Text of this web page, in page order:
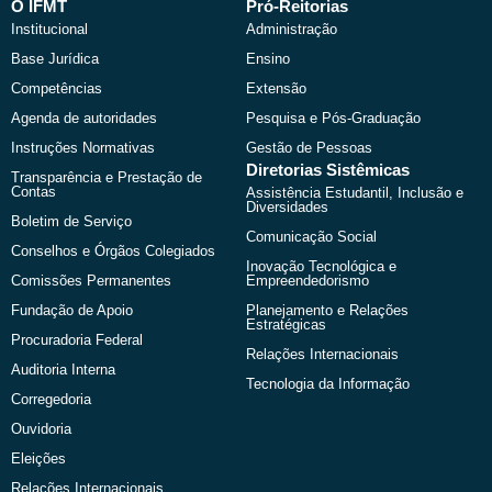
o
k
O IFMT
Institucional
Base Jurídica
Competências
Agenda de autoridades
Instruções Normativas
Transparência e Prestação de
Contas
Boletim de Serviço
Conselhos e Órgãos Colegiados
Comissões Permanentes
Fundação de Apoio
Procuradoria Federal
Auditoria Interna
Corregedoria
Ouvidoria
Eleições
Relações Internacionais
Pró-Reitorias
Administração
Ensino
Extensão
Pesquisa e Pós-Graduação
Gestão de Pessoas
Diretorias Sistêmicas
Assistência Estudantil, Inclusão e
Diversidades
Comunicação Social
Inovação Tecnológica e
Empreendedorismo
Planejamento e Relações
Estratégicas
Relações Internacionais
Tecnologia da Informação